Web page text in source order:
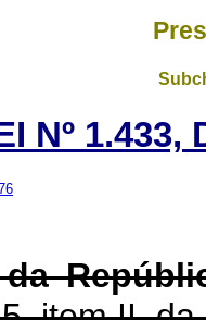
Nº 1.433,